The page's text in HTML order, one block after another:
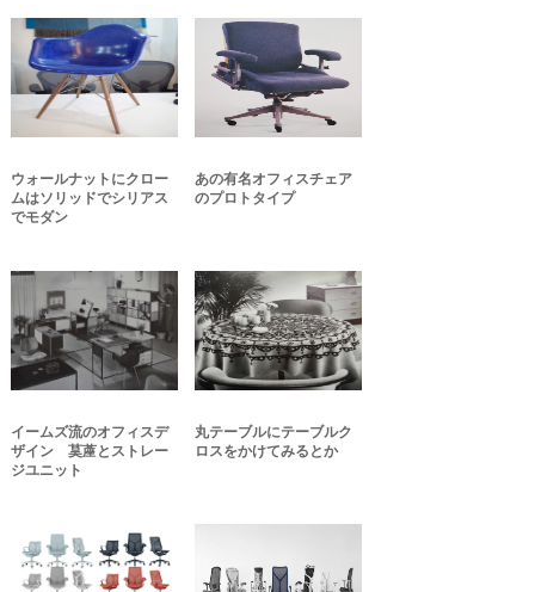
ウォールナットにクロー
ムはソリッドでシリアス
でモダン
あの有名オフィスチェア
のプロトタイプ
イームズ流のオフィスデ
ザイン 茣蓙とストレー
ジユニット
丸テーブルにテーブルク
ロスをかけてみるとか